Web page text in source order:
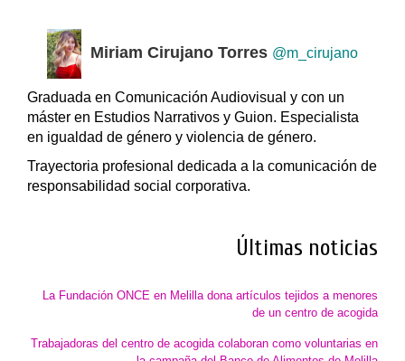
Miriam Cirujano Torres @m_cirujano
Graduada en Comunicación Audiovisual y con un
máster en Estudios Narrativos y Guion. Especialista
en igualdad de género y violencia de género.
Trayectoria profesional dedicada a la comunicación de
responsabilidad social corporativa.
Últimas noticias
La Fundación ONCE en Melilla dona artículos tejidos a menores
de un centro de acogida
Trabajadoras del centro de acogida colaboran como voluntarias en